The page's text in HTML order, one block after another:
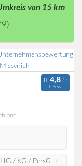
von 15 km
1 Bew.
/ KG / PersG